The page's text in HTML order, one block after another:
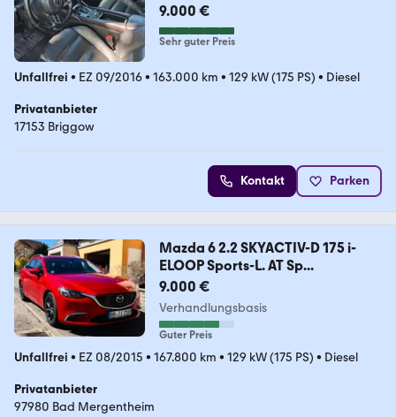
9.000 €
Sehr guter Preis
Unfallfrei • EZ 09/2016• 163.000 km • 129 kW (175 PS) • Diesel
Privatanbieter
17153 Briggow
Kontakt Parken
Mazda 6 2.2 SKYACTIV-D 175 i-
ELOOP Sports-L. AT Sp...
9.000 €
Verhandlungsbasis
Guter Preis
Unfallfrei • EZ 08/2015 • 167.800 km • 129 kW (175 PS) • Diesel
Privatanbieter
97980 Bad Mergentheim